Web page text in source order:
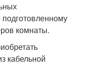
комнаты.
кабельной